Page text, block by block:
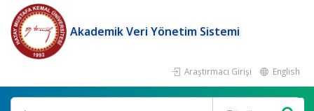
Akademik Veri Yönetim Sistemi
Araştırmacı Girişi English
Ara